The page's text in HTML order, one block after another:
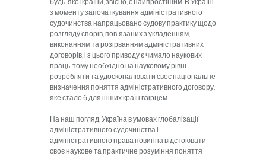
з моменту започаткування адміністративного
судочинства напрацьовано судову практику щодо
розгляду спорів, пов'язаних з укладенням,
виконанням та розірванням адміністративних
договорів, і з цього приводу є чимало наукових
праць, тому необхідно на науковому рівні
розробляти та удосконалювати своє національне
визначення поняття адміністративного договору,
яке стало б для інших країн взірцем.
На наш погляд, Україна в умовах глобалізації
адміністративного судочинства і
адміністративного права повинна відстоювати
своє наукове та практичне розуміння поняття